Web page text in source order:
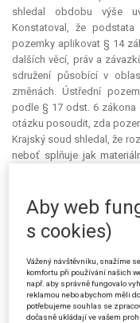
shledal obdobu výše
Konstatoval, že
pozemky aplikovat § 14
dalších věcí, práv a
sdružení působící v
změnách. Ústřední
podle § 17 odst. 6 zákona
otázku posoudit, zda
Krajský soud shledal, že
neboť splňuje jak
ve věci veřejnoprávní,
fixující určitý stav, a
důsledkům má každá
orgánem, který v dané
názoru soudu „v této
žalobce. Jeho práva
teprve založí jeho
Aby web
s cookies)
Vážený návštěvníku, snažíme
komfortu při používání našich
např. aby správně fungovalo
reklamou nebo abychom měli
potřebujeme souhlas se
dočasně ukládají ve vašem